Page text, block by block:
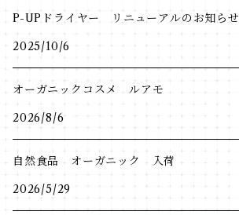
P-UPドライヤー リニューアルのお知らせ
2025/10/6
オーガニックコスメ ルアモ
2026/8/6
自然食品 オーガニック 入荷
2026/5/29